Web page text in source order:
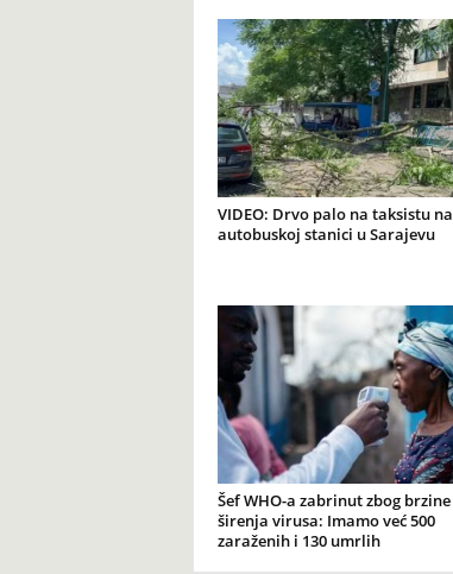
VIDEO: Drvo palo na taksistu na
autobuskoj stanici u Sarajevu
Šef WHO-a zabrinut zbog brzine
širenja virusa: Imamo već 500
zaraženih i 130 umrlih